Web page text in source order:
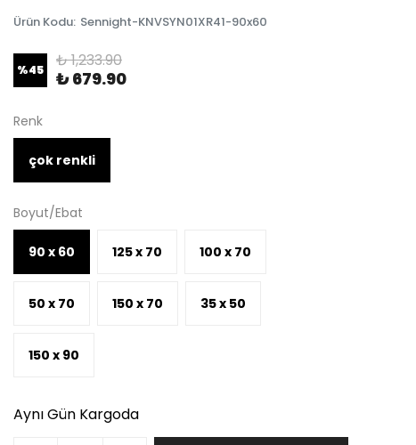
Ürün Kodu: Sennight-KNVSYN01XR41-90x60
%45 ₺ 1,233.90
₺ 679.90
Renk
çok renkli
Boyut/Ebat
90 x 60 125 x 70 100 x 70
50 x 70 150 x 70 35 x 50
150 x 90
Aynı Gün Kargoda